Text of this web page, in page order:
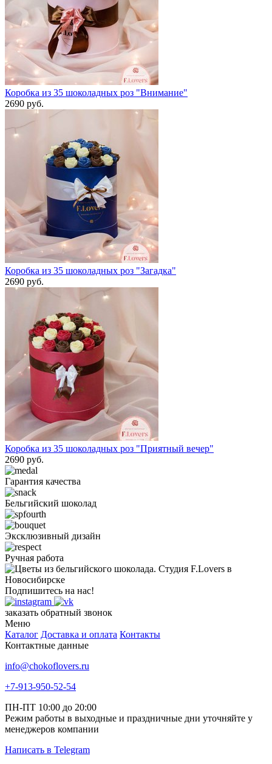
Коробка из 35 шоколадных роз "Внимание"
2690 руб.
Коробка из 35 шоколадных роз "Загадка"
2690 руб.
Коробка из 35 шоколадных роз "Приятный вечер"
2690 руб.
Гарантия качества
Бельгийский шоколад
Эксклюзивный дизайн
Ручная работа
Подпишитесь на нас!
заказать обратный звонок
Меню
Каталог Доставка и оплата Контакты
Контактные данные
info@chokoflovers.ru
+7-913-950-52-54
ПН-ПТ 10:00 до 20:00
Режим работы в выходные и праздничные дни уточняйте у
менеджеров компании
Написать в Telegram